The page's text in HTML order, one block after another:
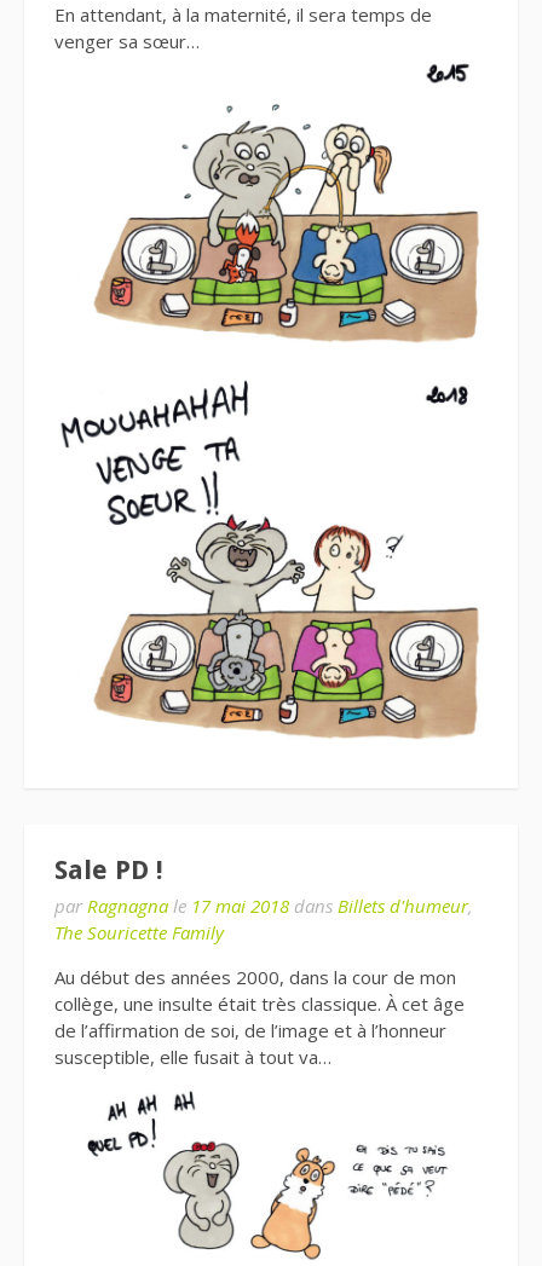
En attendant, à la maternité, il sera temps de
venger sa sœur…
Sale PD !
par Ragnagna le 17 mai 2018 dans Billets d'humeur,
The Souricette Family
Au début des années 2000, dans la cour de mon
collège, une insulte était très classique. À cet âge
de l’affirmation de soi, de l’image et à l’honneur
susceptible, elle fusait à tout va…